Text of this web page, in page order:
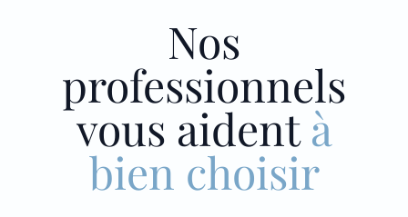
Nos
professionnels
vous aidentà
bien choisir